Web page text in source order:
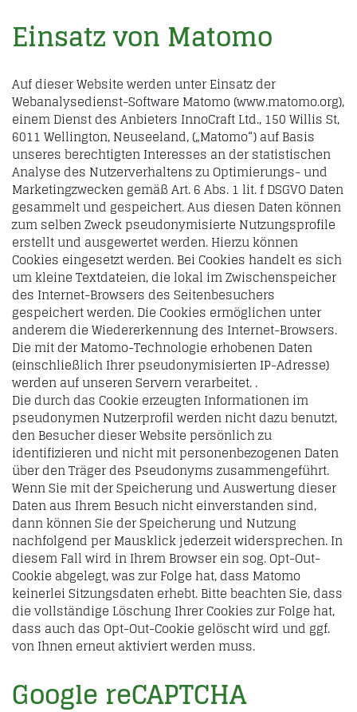
Einsatz von Matomo
Auf dieser Website werden unter Einsatz der
Webanalysedienst-Software Matomo (www.matomo.org),
einem Dienst des Anbieters InnoCraft Ltd., 150 Willis St,
6011 Wellington, Neuseeland, („Matomo“) auf Basis
unseres berechtigten Interesses an der statistischen
Analyse des Nutzerverhaltens zu Optimierungs- und
Marketingzwecken gemäß Art. 6 Abs. 1 lit. f DSGVO Daten
gesammelt und gespeichert. Aus diesen Daten können
zum selben Zweck pseudonymisierte Nutzungsprofile
erstellt und ausgewertet werden. Hierzu können
Cookies eingesetzt werden. Bei Cookies handelt es sich
um kleine Textdateien, die lokal im Zwischenspeicher
des Internet-Browsers des Seitenbesuchers
gespeichert werden. Die Cookies ermöglichen unter
anderem die Wiedererkennung des Internet-Browsers.
Die mit der Matomo-Technologie erhobenen Daten
(einschließlich Ihrer pseudonymisierten IP-Adresse)
werden auf unseren Servern verarbeitet. .
Die durch das Cookie erzeugten Informationen im
pseudonymen Nutzerprofil werden nicht dazu benutzt,
den Besucher dieser Website persönlich zu
identifizieren und nicht mit personenbezogenen Daten
über den Träger des Pseudonyms zusammengeführt.
Wenn Sie mit der Speicherung und Auswertung dieser
Daten aus Ihrem Besuch nicht einverstanden sind,
dann können Sie der Speicherung und Nutzung
nachfolgend per Mausklick jederzeit widersprechen. In
diesem Fall wird in Ihrem Browser ein sog. Opt-Out-
Cookie abgelegt, was zur Folge hat, dass Matomo
keinerlei Sitzungsdaten erhebt. Bitte beachten Sie, dass
die vollständige Löschung Ihrer Cookies zur Folge hat,
dass auch das Opt-Out-Cookie gelöscht wird und ggf.
von Ihnen erneut aktiviert werden muss.
Google reCAPTCHA